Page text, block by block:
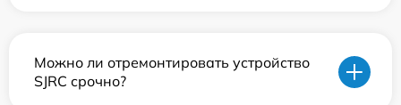
Можно ли отремонтировать устройство
SJRC срочно?